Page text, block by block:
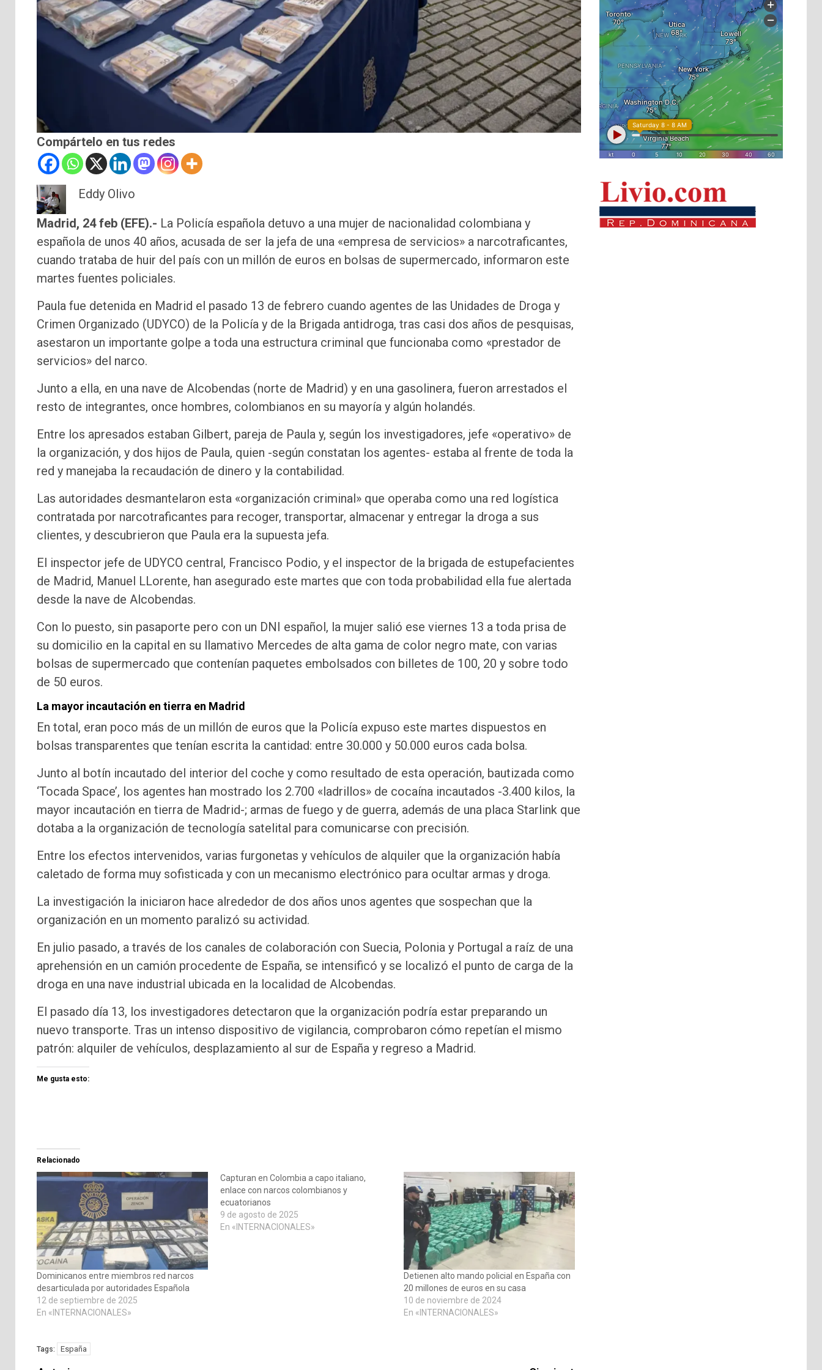
Compártelo en tus redes
Eddy Olivo
Madrid, 24 feb (EFE).- La Policía española detuvo a una mujer de nacionalidad colombiana y
española de unos 40 años, acusada de ser la jefa de una «empresa de servicios» a narcotraficantes,
cuando trataba de huir del país con un millón de euros en bolsas de supermercado, informaron este
martes fuentes policiales.
Paula fue detenida en Madrid el pasado 13 de febrero cuando agentes de las Unidades de Droga y
Crimen Organizado (UDYCO) de la Policía y de la Brigada antidroga, tras casi dos años de pesquisas,
asestaron un importante golpe a toda una estructura criminal que funcionaba como «prestador de
servicios» del narco.
Junto a ella, en una nave de Alcobendas (norte de Madrid) y en una gasolinera, fueron arrestados el
resto de integrantes, once hombres, colombianos en su mayoría y algún holandés.
Entre los apresados estaban Gilbert, pareja de Paula y, según los investigadores, jefe «operativo» de
la organización, y dos hijos de Paula, quien -según constatan los agentes- estaba al frente de toda la
red y manejaba la recaudación de dinero y la contabilidad.
Las autoridades desmantelaron esta «organización criminal» que operaba como una red logística
contratada por narcotraficantes para recoger, transportar, almacenar y entregar la droga a sus
clientes, y descubrieron que Paula era la supuesta jefa.
El inspector jefe de UDYCO central, Francisco Podio, y el inspector de la brigada de estupefacientes
de Madrid, Manuel LLorente, han asegurado este martes que con toda probabilidad ella fue alertada
desde la nave de Alcobendas.
Con lo puesto, sin pasaporte pero con un DNI español, la mujer salió ese viernes 13 a toda prisa de
su domicilio en la capital en su llamativo Mercedes de alta gama de color negro mate, con varias
bolsas de supermercado que contenían paquetes embolsados con billetes de 100, 20 y sobre todo
de 50 euros.
La mayor incautación en tierra en Madrid
En total, eran poco más de un millón de euros que la Policía expuso este martes dispuestos en
bolsas transparentes que tenían escrita la cantidad: entre 30.000 y 50.000 euros cada bolsa.
Junto al botín incautado del interior del coche y como resultado de esta operación, bautizada como
‘Tocada Space’, los agentes han mostrado los 2.700 «ladrillos» de cocaína incautados -3.400 kilos, la
mayor incautación en tierra de Madrid-; armas de fuego y de guerra, además de una placa Starlink que
dotaba a la organización de tecnología satelital para comunicarse con precisión.
Entre los efectos intervenidos, varias furgonetas y vehículos de alquiler que la organización había
caletado de forma muy sofisticada y con un mecanismo electrónico para ocultar armas y droga.
La investigación la iniciaron hace alrededor de dos años unos agentes que sospechan que la
organización en un momento paralizó su actividad.
En julio pasado, a través de los canales de colaboración con Suecia, Polonia y Portugal a raíz de una
aprehensión en un camión procedente de España, se intensificó y se localizó el punto de carga de la
droga en una nave industrial ubicada en la localidad de Alcobendas.
El pasado día 13, los investigadores detectaron que la organización podría estar preparando un
nuevo transporte. Tras un intenso dispositivo de vigilancia, comprobaron cómo repetían el mismo
patrón: alquiler de vehículos, desplazamiento al sur de España y regreso a Madrid.
Me gusta esto:
Relacionado
Dominicanos entre miembros red narcos
desarticulada por autoridades Española
12 de septiembre de 2025
En «INTERNACIONALES»
Capturan en Colombia a capo italiano,
enlace con narcos colombianos y
ecuatorianos
9 de agosto de 2025
En «INTERNACIONALES»
Detienen alto mando policial en España con
20 millones de euros en su casa
10 de noviembre de 2024
En «INTERNACIONALES»
Tags: España